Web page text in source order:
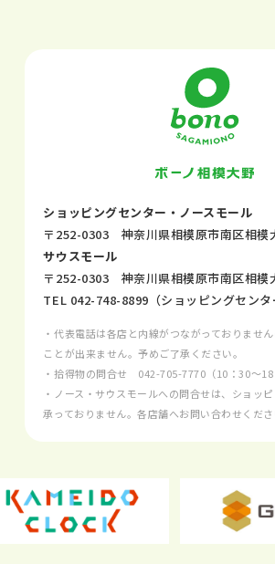
ショッピングセンター・ノースモール
〒252-0303 神奈川県相模原市南区相模
サウスモール
〒252-0303 神奈川県相模原市南区相模
TEL 042-748-8899 （ショッピングセンタ
・代表電話は各店と内線がつながっておりませ
ことが出来ません。予めご了承ください。
・拾得物の問合せ 042-705-7770 （10：30～18
・ノース・サウスモールへの問合せは、ショッ
承っておりません。各店舗へお問い合わせくださ